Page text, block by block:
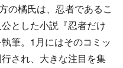
の橘氏は、忍者であるこ
とした小説『忍者だけ
筆。1月にはそのコミッ
され、大きな注目を集